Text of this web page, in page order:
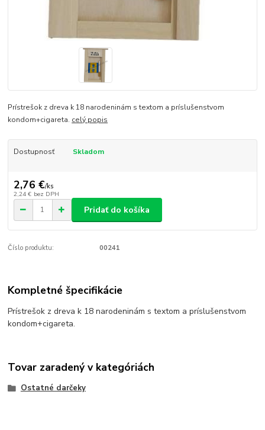
Prístrešok z dreva k 18 narodeninám s textom a príslušenstvom
kondom+cigareta. celý popis
Dostupnosť Skladom
2,76 €/ks
2,24 € bez DPH
Pridať do košíka
Číslo produktu: 00241
Kompletné špecifikácie
Prístrešok z dreva k 18 narodeninám s textom a príslušenstvom
kondom+cigareta.
Tovar zaradený v kategóriách
Ostatné darčeky